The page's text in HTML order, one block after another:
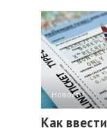
Новости
Как